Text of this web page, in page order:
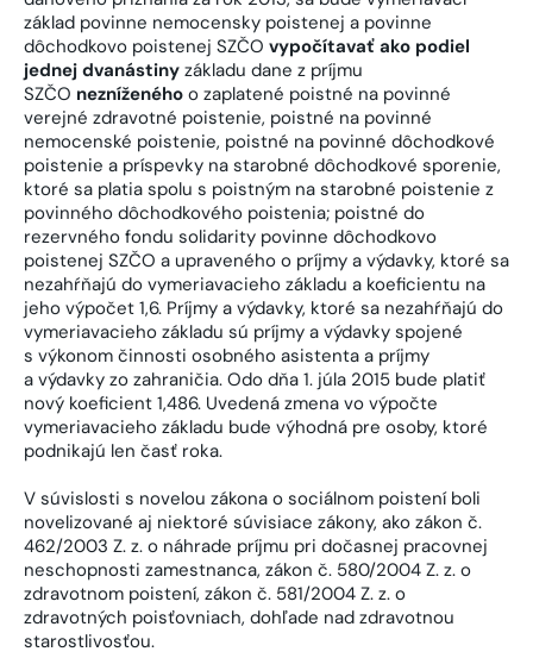
základ povinne nemocensky poistenej a povinne
dôchodkovo poistenej SZČO vypočítavať ako podiel
jednej dvanástiny základu dane z príjmu
SZČO nezníženého o zaplatené poistné na povinné
verejné zdravotné poistenie, poistné na povinné
nemocenské poistenie, poistné na povinné dôchodkové
poistenie a príspevky na starobné dôchodkové sporenie,
ktoré sa platia spolu s poistným na starobné poistenie z
povinného dôchodkového poistenia; poistné do
rezervného fondu solidarity povinne dôchodkovo
poistenej SZČO a upraveného o príjmy a výdavky, ktoré sa
nezahŕňajú do vymeriavacieho základu a koeficientu na
jeho výpočet 1,6. Príjmy a výdavky, ktoré sa nezahŕňajú do
vymeriavacieho základu sú príjmy a výdavky spojené
s výkonom činnosti osobného asistenta a príjmy
a výdavky zo zahraničia. Odo dňa 1. júla 2015 bude platiť
nový koeficient 1,486. Uvedená zmena vo výpočte
vymeriavacieho základu bude výhodná pre osoby, ktoré
podnikajú len časť roka.
V súvislosti s novelou zákona o sociálnom poistení boli
novelizované aj niektoré súvisiace zákony, ako zákon č.
462/2003 Z. z. o náhrade príjmu pri dočasnej pracovnej
neschopnosti zamestnanca, zákon č. 580/2004 Z. z. o
zdravotnom poistení, zákon č. 581/2004 Z. z. o
zdravotných poisťovniach, dohľade nad zdravotnou
starostlivosťou.